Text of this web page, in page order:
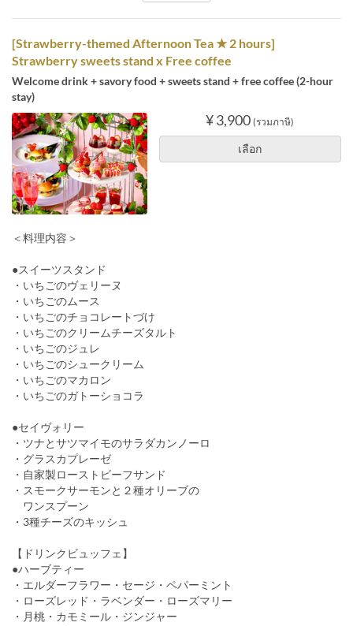
[Strawberry-themed Afternoon Tea ★ 2 hours]
Strawberry sweets stand x Free coffee
Welcome drink + savory food + sweets stand + free coffee (2-hour
stay)
¥ 3,900 (รวมภาษี)
เลือก
＜料理内容＞
●スイーツスタンド
・いちごのヴェリーヌ
・いちごのムース
・いちごのチョコレートづけ
・いちごのクリームチーズタルト
・いちごのジュレ
・いちごのシュークリーム
・いちごのマカロン
・いちごのガトーショコラ
●セイヴォリー
・ツナとサツマイモのサラダカンノーロ
・グラスカプレーゼ
・自家製ローストビーフサンド
・スモークサーモンと２種オリーブの
ワンスプーン
・3種チーズのキッシュ
【ドリンクビュッフェ】
●ハーブティー
・エルダーフラワー・セージ・ペパーミント
・ローズレッド・ラベンダー・ローズマリー
・月桃・カモミール・ジンジャー